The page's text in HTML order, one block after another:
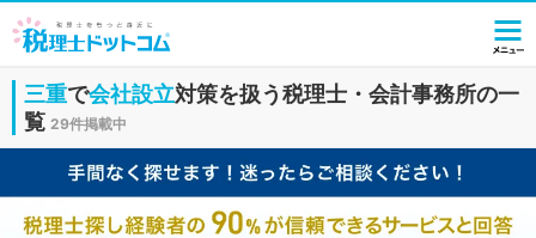
三重で会社設立対策を扱う税理士・会計事務所の一
覧 29件掲載中